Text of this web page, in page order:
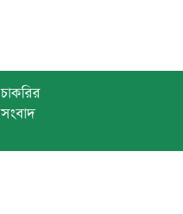
চাকরির
সংবাদ